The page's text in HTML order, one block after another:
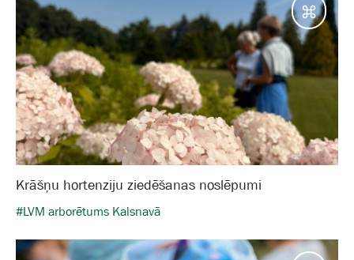
Krāšņu hortenziju ziedēšanas noslēpumi
#LVM arborētums Kalsnavā